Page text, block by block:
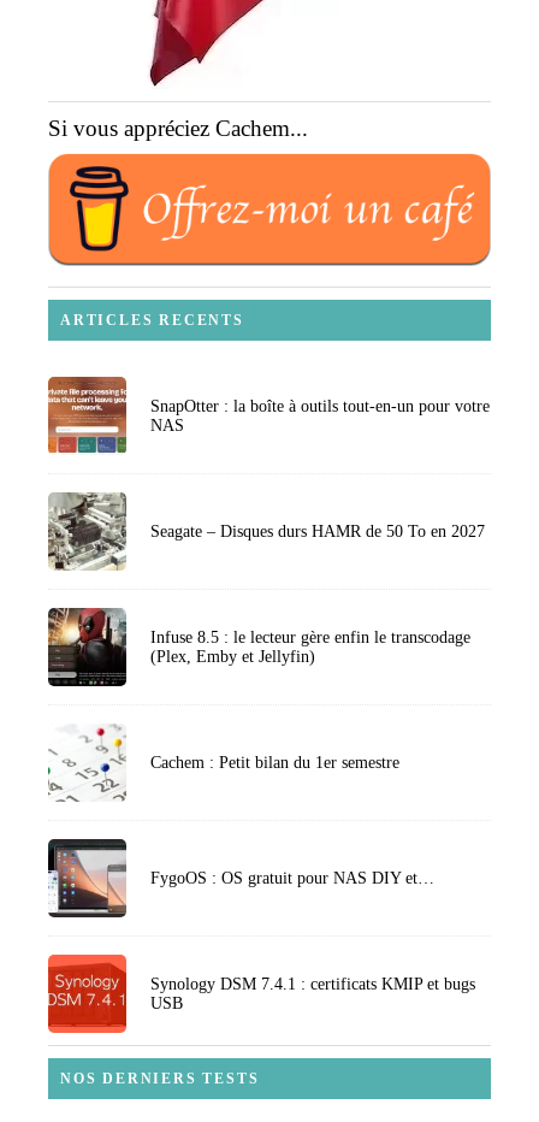
Si vous appréciez Cachem...
ARTICLES RECENTS
SnapOtter : la boîte à outils tout-en-un pour votre
NAS
Seagate – Disques durs HAMR de 50 To en 2027
Infuse 8.5 : le lecteur gère enfin le transcodage
(Plex, Emby et Jellyfin)
Cachem : Petit bilan du 1er semestre
FygoOS : OS gratuit pour NAS DIY et…
Synology DSM 7.4.1 : certificats KMIP et bugs
USB
NOS DERNIERS TESTS